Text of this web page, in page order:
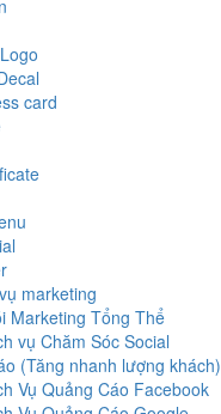
card
marketing
Marketing Tổng Thể
vụ Chăm Sóc Social
(Tăng nhanh lượng khách)
Vụ Quảng Cáo Facebook